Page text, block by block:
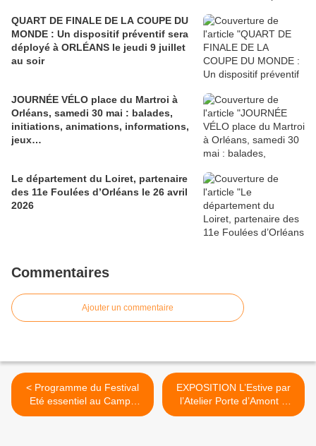
QUART DE FINALE DE LA COUPE DU
MONDE : Un dispositif préventif sera
déployé à ORLÉANS le jeudi 9 juillet
au soir
JOURNÉE VÉLO place du Martroi à
Orléans, samedi 30 mai : balades,
initiations, animations, informations,
jeux…
Le département du Loiret, partenaire
des 11e Foulées d’Orléans le 26 avril
2026
Commentaires
Ajouter un commentaire
< Programme du Festival
Eté essentiel au Campo
Santo d’Orléans du 3 au 11
EXPOSITION L’Estive par
l’Atelier Porte d’Amont à
Meung sur Loire du 11 au